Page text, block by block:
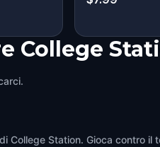
College
College Station. Gioca contro